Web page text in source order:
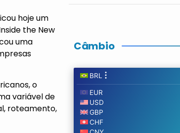
hoje um
the New
uma
o
variável de
roteamento,
Câmbio